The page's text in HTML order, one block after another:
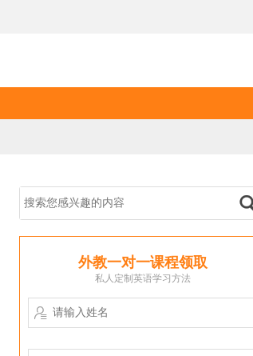
外教一对一课程领取
私人定制英语学习方法
